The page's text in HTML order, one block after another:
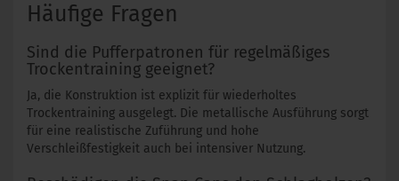
Häufige Fragen
Sind die Pufferpatronen für regelmäßiges
Trockentraining geeignet?
Ja, die Konstruktion ist explizit für wiederholtes
Trockentraining ausgelegt. Die metallische Ausführung sorgt
für eine realistische Zuführung und hohe
Verschleißfestigkeit auch bei intensiver Nutzung.